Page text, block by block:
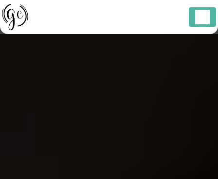
Panneau de gestion des cookies